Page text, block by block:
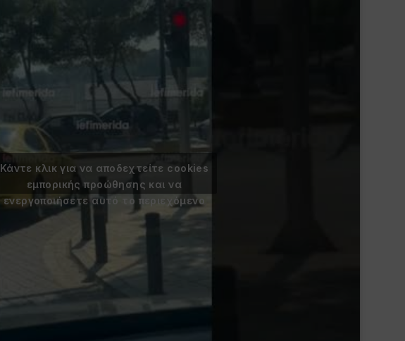
Κάντε κλικ για να αποδεχτείτε cookies
εμπορικής προώθησης και να
ενεργοποιήσετε αυτό το περιεχόμενο